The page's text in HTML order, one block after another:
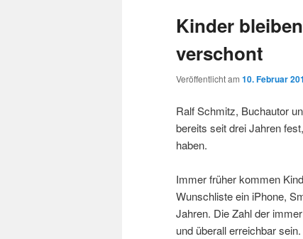
Kinder
verschont
Veröffentlicht am 10. Februar
Ralf Schmitz, Buchautor
bereits seit drei Jahren
haben.
Immer früher kommen
Wunschliste ein iPhone,
Jahren. Die Zahl der
und überall erreichbar